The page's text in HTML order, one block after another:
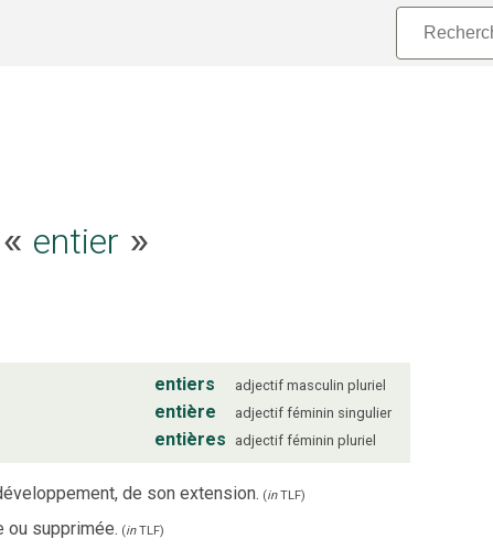
entier »
entiers adjectif masculin pluriel
entière adjectif féminin singulier
entières adjectif féminin pluriel
de son extension. (inTLF)
ou supprimée. (inTLF)